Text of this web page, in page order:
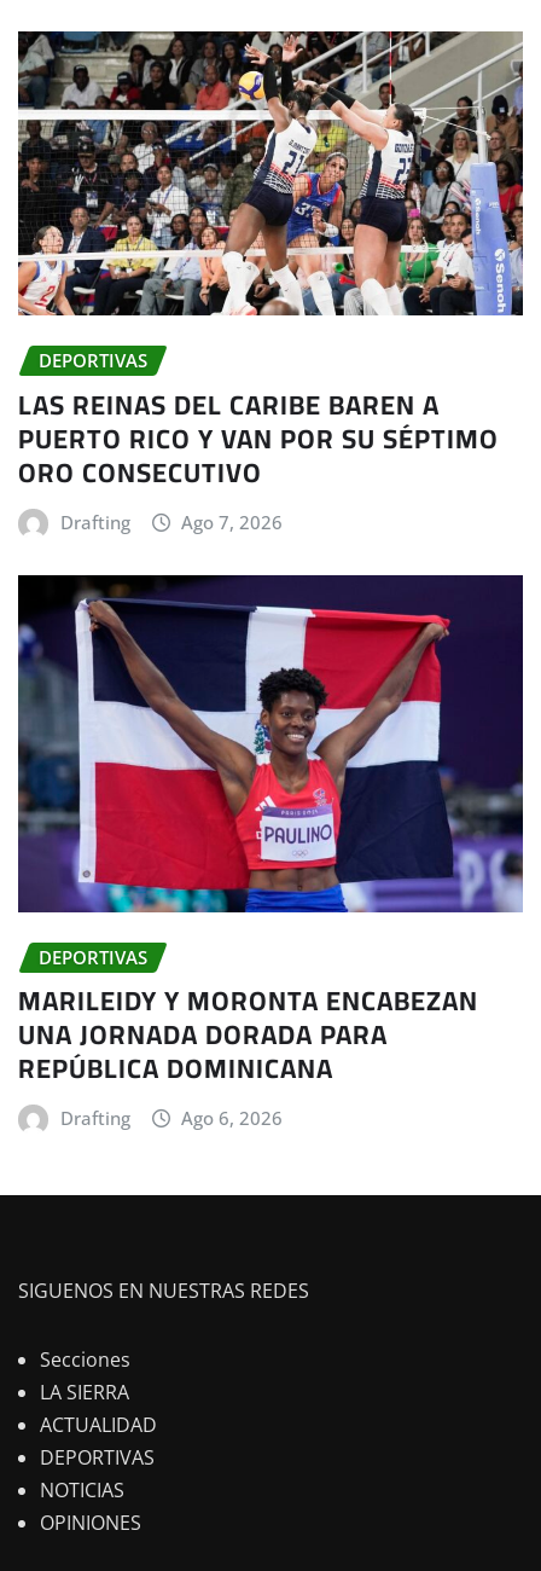
DEPORTIVAS
LAS REINAS DEL CARIBE BAREN A
PUERTO RICO Y VAN POR SU SÉPTIMO
ORO CONSECUTIVO
Drafting Ago 7, 2026
DEPORTIVAS
MARILEIDY Y MORONTA ENCABEZAN
UNA JORNADA DORADA PARA
REPÚBLICA DOMINICANA
Drafting Ago 6, 2026
SIGUENOS EN NUESTRAS REDES
Secciones
LA SIERRA
ACTUALIDAD
DEPORTIVAS
NOTICIAS
OPINIONES